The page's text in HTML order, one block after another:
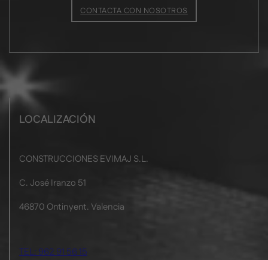
CONTACTA CON NOSOTROS
LOCALIZACIÓN
CONSTRUCCIONES EVIMAJ S.L.
C. José Iranzo 51
46870 Ontinyent. Valencia
TEL: 962 91 56 15